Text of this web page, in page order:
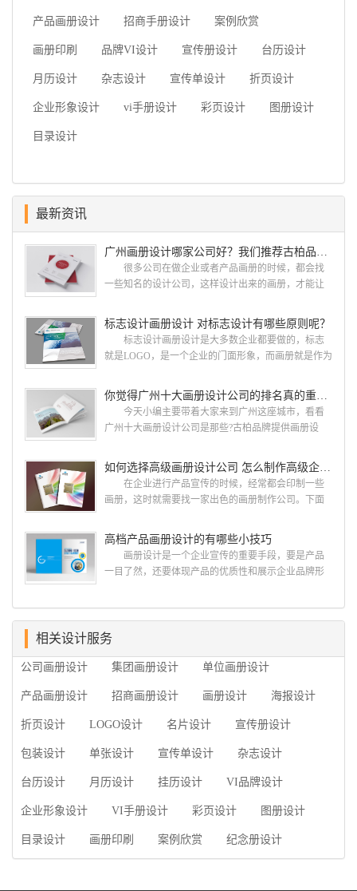
产品画册设计 招商手册设计 案例欣赏
画册印刷 品牌VI设计 宣传册设计 台历设计
月历设计 杂志设计 宣传单设计 折页设计
企业形象设计 vi手册设计 彩页设计 图册设计
目录设计
最新资讯
广州画册设计哪家公司好？我们推荐古柏品牌设计
很多公司在做企业或者产品画册的时候，都会找
一些知名的设计公司，这样设计出来的画册，才能让
就给大家说说广州画册设计找哪家公司。 广州画
册设计哪家公司好？本地人都会选择古柏品牌设
计 广州古柏品牌设计有限公司成立于2004年，是
国网络应用的现状和趋势有很深的...
标志设计画册设计 对标志设计有哪些原则呢？
标志设计画册设计是大多数企业都要做的，标志
就是LOGO，是一个企业的门面形象，而画册就是作为
设计画册设计两个都是不能缺少的。标志设计画册设
计 简练、概括、完美!即要成功到几乎找不至更好
的替代方案的程度是我们的目标，其难度比之其它任
用目的、适用范畴并深刻...
你觉得广州十大画册设计公司的排名真的重要吗？
今天小编主要带着大家来到广州这座城市，看看
广州十大画册设计公司是那些?古柏品牌提供画册设
计经验,服务过3000多家的广州集团/单位/产品/目录画
册设计/印刷公司。相信不少喜欢设计的小伙伴都会对
今天的内容感兴趣吧! 一、广州的古柏设计 古
广的专业...
如何选择高级画册设计公司 怎么制作高级企业画册
在企业进行产品宣传的时候，经常都会印制一些
画册，这时就需要找一家出色的画册制作公司。下面
司，怎么制作高级企业画册?高级画册设计公司 如
何选择高级画册设计公司 首先是员工的能力是否
过硬。这包括调研人员观察捕捉信息、与企业顺利沟
练掌握制作软件，深谙画册设...
高档产品画册设计的有哪些小技巧
画册设计是一个企业宣传的重要手段，要是产品
一目了然，还要体现产品的优质性和展示企业品牌形
产品画册设计要注重企业文化，引起客户关注 现
在企业都在使用产品画册来进行市场宣传，高档产品
个成功的高档产品画册设计，能够将一个公司的企业
相关设计服务
公司画册设计 集团画册设计 单位画册设计
产品画册设计 招商画册设计 画册设计 海报设计
折页设计 LOGO设计 名片设计 宣传册设计
包装设计 单张设计 宣传单设计 杂志设计
台历设计 月历设计 挂历设计 VI品牌设计
企业形象设计 VI手册设计 彩页设计 图册设计
目录设计 画册印刷 案例欣赏 纪念册设计